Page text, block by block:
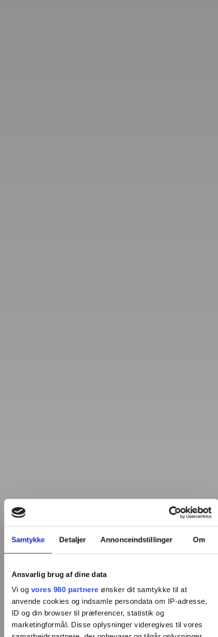
Samtykke Detaljer Annonceindstillinger Om
Ansvarlig brug af dine data
Vi og vores 980 partnere ønsker dit samtykke til at
anvende cookies og indsamle persondata om IP-adresse,
ID og din browser til præferencer, statistik og
marketingformål. Disse oplysninger videregives til vores